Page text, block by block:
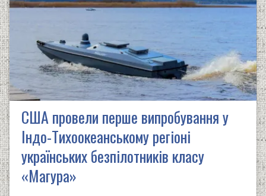
США провели перше випробування у
Індо-Тихоокеанському регіоні
українських безпілотників класу
«Магура»